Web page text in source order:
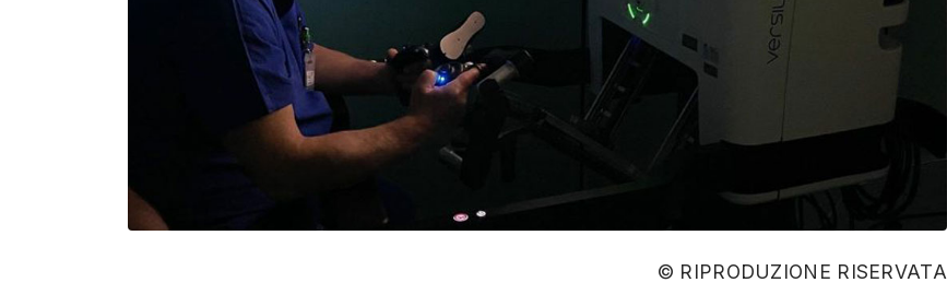
© RIPRODUZIONE RISERVATA